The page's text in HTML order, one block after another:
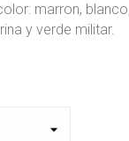
marron,
y verde militar.